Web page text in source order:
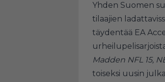
Yhden Suomen
tilaajien
täydentää EA
Madden NFL 15,
toiseksi uusin